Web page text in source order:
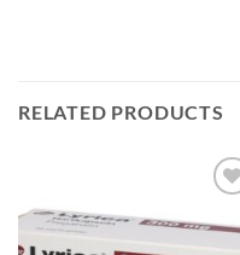
RELATED PRODUCTS